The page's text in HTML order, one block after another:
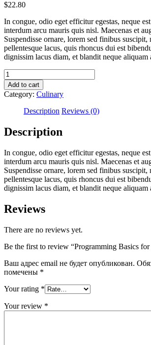
$22.80
In congue, odio eget efficitur egestas, neque
interdum arcu mauris quis nisl. Maecenas et
Suspendisse ornare, lorem sed finibus suscipit,
pellentesque lacus, quis rhoncus dui est
dignissim lacus diam, et blandit neque aliquam
Programming
Basics
for
Absolute
quantity
Add to cart
Category: Culinary
Description Reviews (0)
Description
In congue, odio eget efficitur egestas, neque
interdum arcu mauris quis nisl. Maecenas et
Suspendisse ornare, lorem sed finibus suscipit,
pellentesque lacus, quis rhoncus dui est
dignissim lacus diam, et blandit neque aliquam
Reviews
There are no reviews yet.
Be the first to review “Programming Basics
Ваш адрес email не будет опубликован.
помечены *
Your rating *
Your review *